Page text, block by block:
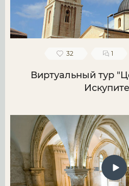
32 1
Виртуальный тур